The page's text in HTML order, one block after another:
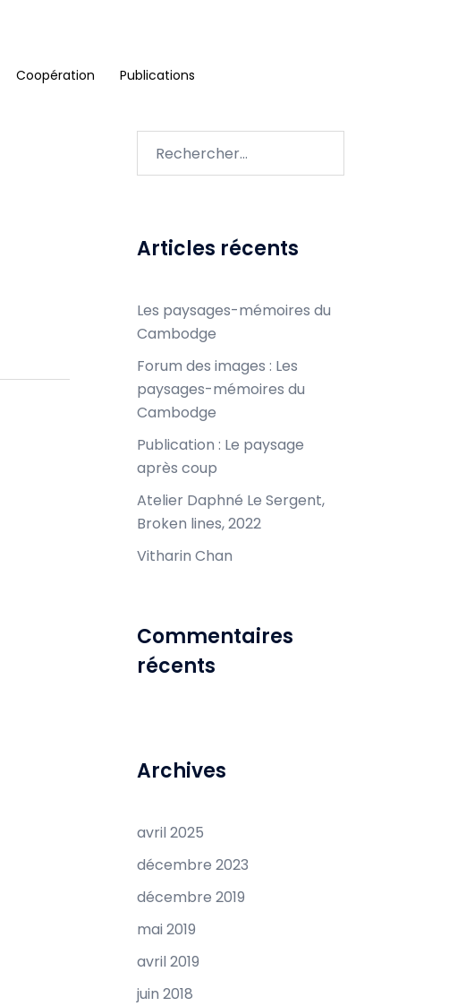
Coopération Publications
Articles récents
Les paysages-mémoires du
Cambodge
Forum des images : Les
paysages-mémoires du
Cambodge
Publication : Le paysage
après coup
Atelier Daphné Le Sergent,
Broken lines, 2022
Vitharin Chan
Commentaires
récents
Archives
avril 2025
décembre 2023
décembre 2019
mai 2019
avril 2019
juin 2018